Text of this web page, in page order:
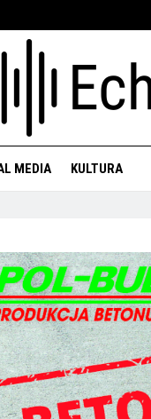
MEDIA KULTURA